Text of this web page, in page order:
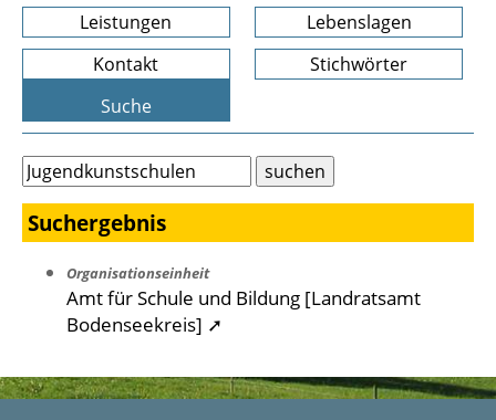
Leistungen
Lebenslagen
Kontakt
Stichwörter
Suche
Suchergebnis
Organisationseinheit
Amt für Schule und Bildung [Landratsamt
Bodenseekreis] ➚